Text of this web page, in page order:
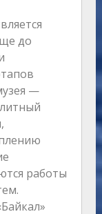
до
—
работы